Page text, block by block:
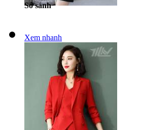
So sánh
Xem nhanh